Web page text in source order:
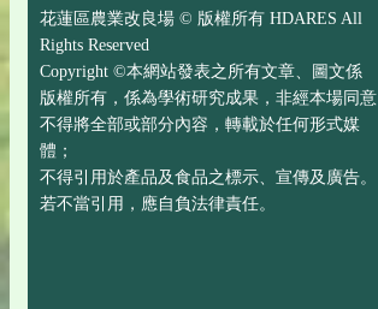
花蓮區農業改良場 © 版權所有 HDARES All
Rights Reserved
Copyright ©本網站發表之所有文章、圖文係
版權所有，係為學術研究成果，非經本場同意
不得將全部或部分內容，轉載於任何形式媒
體；
不得引用於產品及食品之標示、宣傳及廣告。
若不當引用，應自負法律責任。